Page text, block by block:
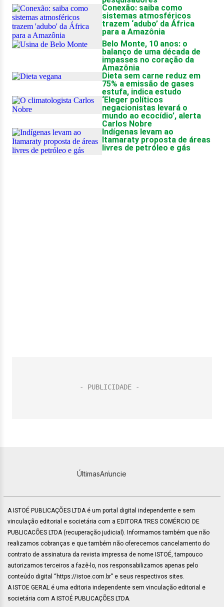
ÚltimasAnuncie
A ISTOÉ PUBLICAÇÕES LTDA é um portal digital independente e sem
vinculação editorial e societária com a EDITORA TRES COMÉRCIO DE
PUBLICACÕES LTDA (recuperação judicial). Informamos também que não
realizamos cobranças e que também não oferecemos cancelamento do
contrato de assinatura da revista impressa de nome ISTOÉ, tampouco
autorizamos terceiros a fazê-lo, nos responsabilizamos apenas pelo
conteúdo digital “https://istoe.com.br” e seus respectivos sites.
A ISTOE GERAL é uma editoria independente sem vinculação editorial e
societária com A ISTOÉ PUBLICAÇÕES LTDA.